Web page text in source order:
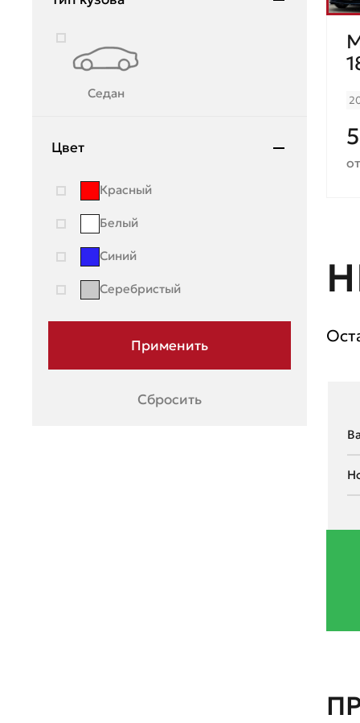
Lynk & Co
Mini
Nissan
OMODA
Opel
Седан
Цвет
Красный
Белый
Синий
Серебристый
Сбросить